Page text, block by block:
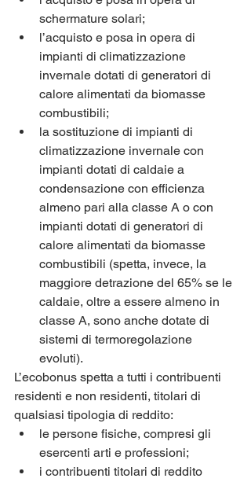
schermature solari;
l’acquisto e posa in opera di
impianti di climatizzazione
invernale dotati di generatori di
calore alimentati da biomasse
combustibili;
la sostituzione di impianti di
climatizzazione invernale con
impianti dotati di caldaie a
condensazione con efficienza
almeno pari alla classe A o con
impianti dotati di generatori di
calore alimentati da biomasse
combustibili (spetta, invece, la
maggiore detrazione del 65% se le
caldaie, oltre a essere almeno in
classe A, sono anche dotate di
sistemi di termoregolazione
evoluti).
L’ecobonus spetta a tutti i contribuenti
residenti e non residenti, titolari di
qualsiasi tipologia di reddito:
le persone fisiche, compresi gli
esercenti arti e professioni;
i contribuenti titolari di reddito